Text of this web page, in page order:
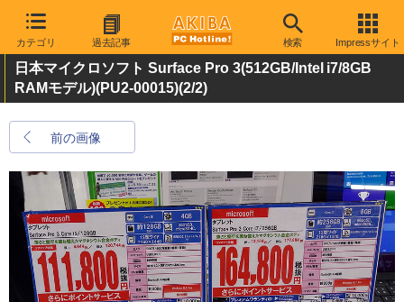
カテゴリ 過去記事 検索 Impressサイト
日本マイクロソフト Surface Pro 3(512GB/Intel i7/8GB
RAMモデル)(PU2-00015)(2/2)
前の画像